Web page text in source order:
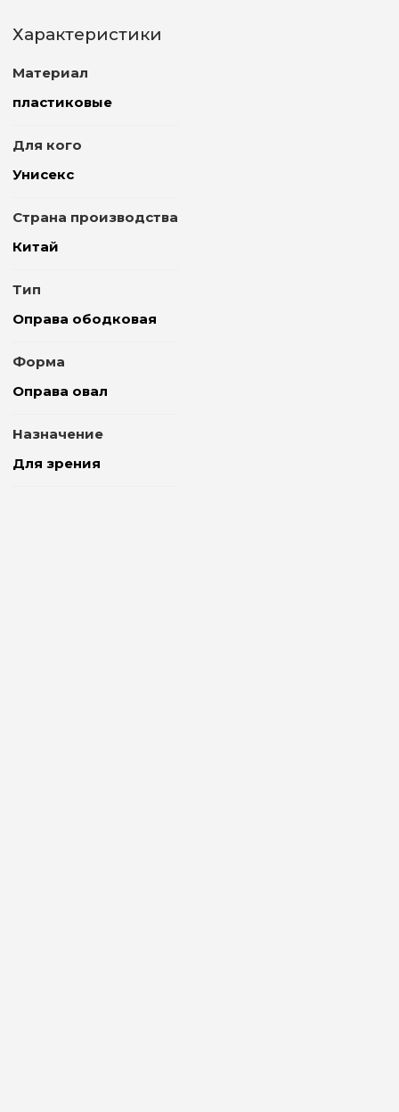
Характеристики
Материал
пластиковые
Для кого
Унисекс
Страна производства
Китай
Тип
Оправа ободковая
Форма
Оправа овал
Назначение
Для зрения